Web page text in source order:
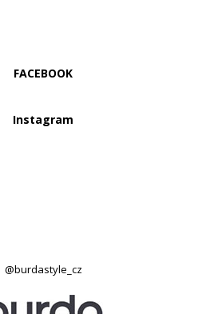
FACEBOOK
Instagram
@burdastyle_cz